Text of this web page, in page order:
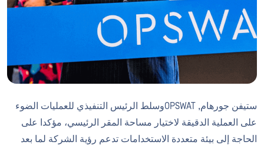
ستيفن جورهام, OPSWATوسلط الرئيس التنفيذي للعمليات الضوء
على العملية الدقيقة لاختيار مساحة المقر الرئيسي، مؤكدا على
الحاجة إلى بيئة متعددة الاستخدامات تدعم رؤية الشركة لما بعد